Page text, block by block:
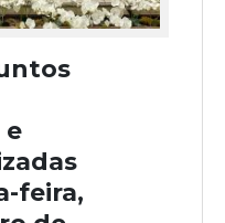
e
feira,